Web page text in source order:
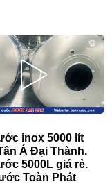
inox 5000 lít
Á Đại Thành.
5000L giá rẻ.
Toàn Phát